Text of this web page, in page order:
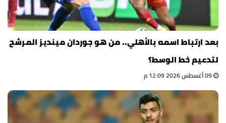
بعد ارتباط اسمه بالأهلي.. من هو جوردان مينديز المرشح
لتدعيم خط الوسط؟